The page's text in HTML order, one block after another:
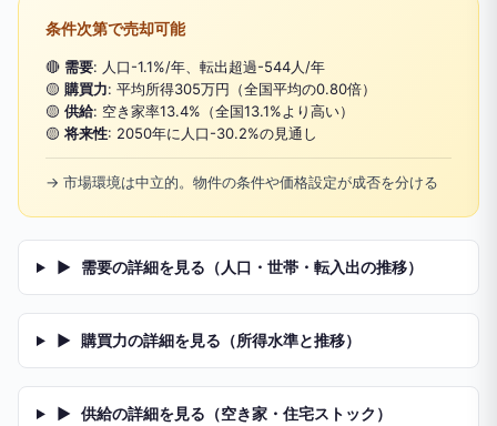
条件次第で売却可能
🔴 需要: 人口-1.1%/年、転出超過-544人/年
🟡 購買力: 平均所得305万円（全国平均の0.80倍）
🟡 供給: 空き家率13.4%（全国13.1%より高い）
🟡 将来性: 2050年に人口-30.2%の見通し
→ 市場環境は中立的。物件の条件や価格設定が成否を分ける
▶ 需要の詳細を見る（人口・世帯・転入出の推移）
▶ 購買力の詳細を見る（所得水準と推移）
▶ 供給の詳細を見る（空き家・住宅ストック）